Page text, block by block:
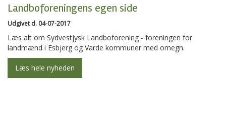
Landboforeningens egen side
Udgivet d. 04-07-2017
Læs alt om Sydvestjysk Landboforening - foreningen for
landmænd i Esbjerg og Varde kommuner med omegn.
Læs hele nyheden